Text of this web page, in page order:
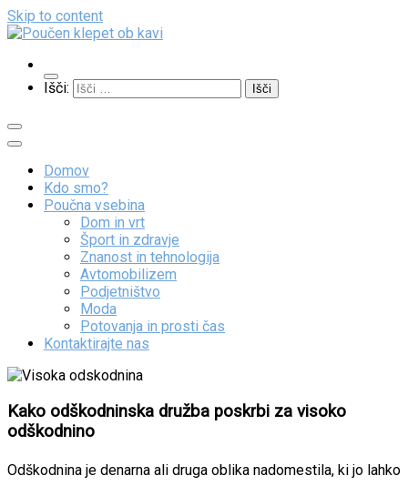
Skip to content
Poučen klepet ob kavi
Veliko zanimivih vsebin
Išči:
Domov
Kdo smo?
Poučna vsebina
Dom in vrt
Šport in zdravje
Znanost in tehnologija
Avtomobilizem
Podjetništvo
Moda
Potovanja in prosti čas
Kontaktirajte nas
Kako odškodninska družba poskrbi za visoko
odškodnino
Odškodnina je denarna ali druga oblika nadomestila, ki jo lahko